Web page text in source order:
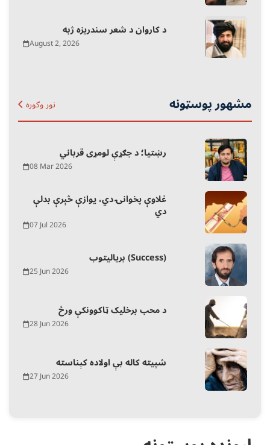
د کاروان د شعر سندریزه ژبه
August 2, 2026
مشهور پوسټونه نور وګوره
رښتیا؛ د جګړې لومړی قرباني
08 Mar 2026
غلاوې پخوانۍ دي، یوازې څېرې بدلې
دي
07 Jul 2026
بریالیتوب (Success)
25 Jun 2026
د محب برخلیک ټاکوونکې ورځ
28 Jun 2026
شپیته کاله بې اولاده کېناسته
27 Jun 2026